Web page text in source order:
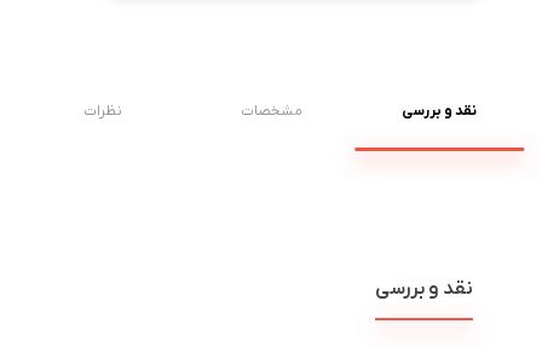
نقد و بررسی مشخصات نظرات
نقد و بررسی